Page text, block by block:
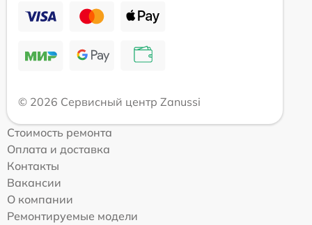
© 2026 Сервисный центр Zanussi
Стоимость ремонта
Оплата и доставка
Контакты
Вакансии
О компании
Ремонтируемые модели